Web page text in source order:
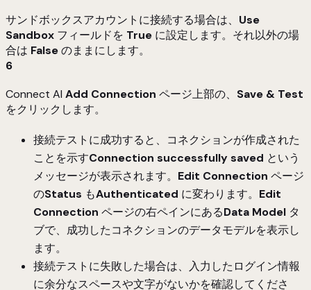
サンドボックスアカウントに接続する場合は、 Use
Sandbox フィールドを True に設定します。それ以外の場
合は Falseのままにします。
6
Connect AI Add Connection ページ上部の、 Save & Test
をクリックします。
接続テストに成功すると、コネクションが作成された
ことを示すConnection successfully saved という
メッセージが表示されます。 Edit Connection ページ
のStatus もAuthenticated に変わります。 Edit
Connection ページの右ペインにあるData Model タ
ブで、成功したコネクションのデータモデルを表示し
ます。
接続テストに失敗した場合は、入力したログイン情報
に余分なスペースや文字がないかを確認してくださ